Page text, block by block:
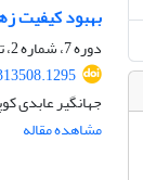
بهبود کیفیت
دوره 7، شماره 2، تابستان 1401، صفحه
جهانگیر عابدی
مشاهده مقاله